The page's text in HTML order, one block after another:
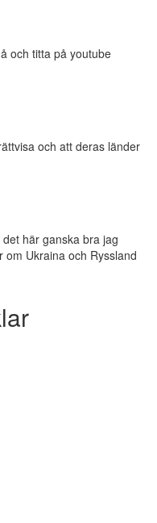
och titta på youtube
och att deras länder
här ganska bra jag
Ukraina och Ryssland